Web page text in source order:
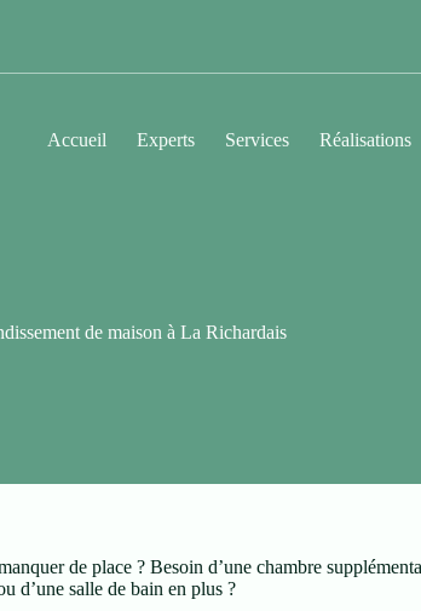
Accueil Experts Services Réalisations
de maison à La Richardais
de place ? Besoin d’une chambre
d’une salle de bain en plus ?